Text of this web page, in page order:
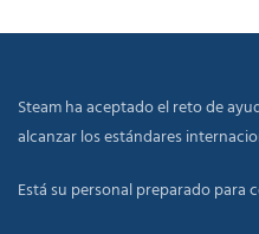
Steam ha aceptado el reto de
alcanzar los estándares
Está su personal preparado para